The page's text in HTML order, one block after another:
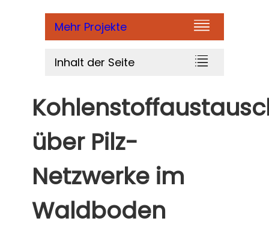
Mehr Projekte
Inhalt der Seite
über Pilz-
Netzwerke im
Waldboden